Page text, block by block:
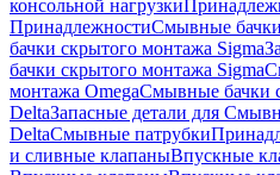
консольной нагрузки
ПринадлежностиСмывные
бачки скрытого монтажа Sigma
бачки скрытого монтажа Sigma
монтажа OmegaСмывные бачки
DeltaЗапасные детали для
DeltaСмывные патрубки
и сливные клапаныВпускные